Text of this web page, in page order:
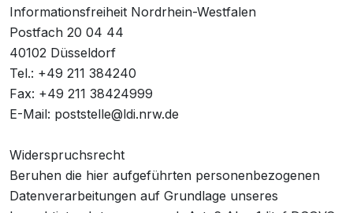
Informationsfreiheit Nordrhein-Westfalen
Postfach 20 04 44
40102 Düsseldorf
Tel.: +49 211 384240
Fax: +49 211 38424999
E-Mail: poststelle@ldi.nrw.de
Widerspruchsrecht
Beruhen die hier aufgeführten personenbezogenen
Datenverarbeitungen auf Grundlage unseres